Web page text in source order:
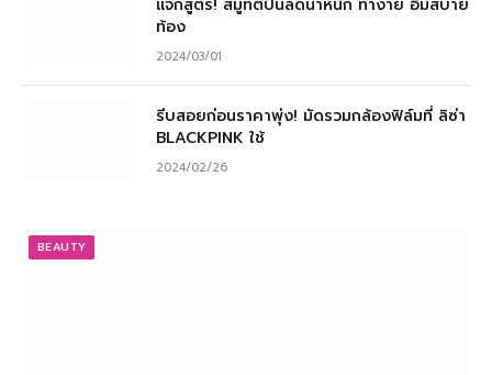
ท้อง
2024/03/01
รีบสอยก่อนราคาพุ่ง! มัดรวมกล้องฟิล์มที่ ลิซ่า
BLACKPINK ใช้
2024/02/26
BEAUTY